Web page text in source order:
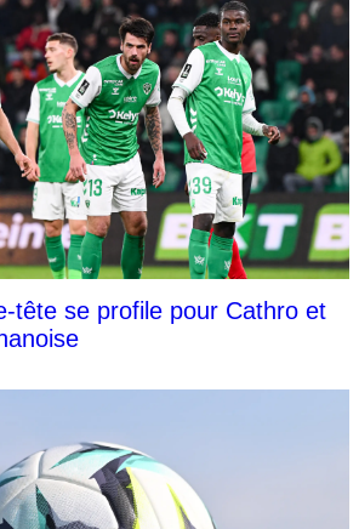
tête se profile pour Cathro et